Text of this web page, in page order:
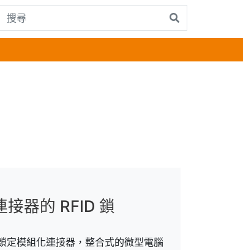
器的 RFID 鎖
定模組化連接器，整合式的微型電腦